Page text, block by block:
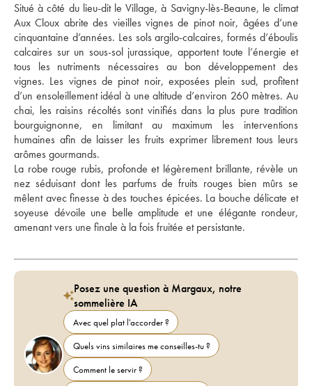
Situé à côté du lieu-dit le Village, à Savigny-lès-Beaune, le climat
Aux Cloux abrite des vieilles vignes de pinot noir, âgées d’une
cinquantaine d’années. Les sols argilo-calcaires, formés d’éboulis
calcaires sur un sous-sol jurassique, apportent toute l’énergie et
tous les nutriments nécessaires au bon développement des
vignes. Les vignes de pinot noir, exposées plein sud, profitent
d’un ensoleillement idéal à une altitude d’environ 260 mètres. Au
chai, les raisins récoltés sont vinifiés dans la plus pure tradition
bourguignonne, en limitant au maximum les interventions
humaines afin de laisser les fruits exprimer librement tous leurs
arômes gourmands.
La robe rouge rubis, profonde et légèrement brillante, révèle un
nez séduisant dont les parfums de fruits rouges bien mûrs se
mêlent avec finesse à des touches épicées. La bouche délicate et
soyeuse dévoile une belle amplitude et une élégante rondeur,
amenant vers une finale à la fois fruitée et persistante.
Posez une question à Margaux, notre
sommelière IA
Avec quel plat l'accorder ?
Quels vins similaires me conseilles-tu ?
Comment le servir ?